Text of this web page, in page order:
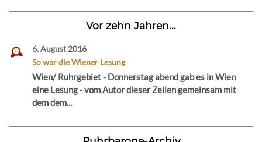
Vor zehn Jahren...
6. August 2016
So war die Wiener Lesung
Wien/ Ruhrgebiet - Donnerstag abend gab es in Wien
eine Lesung - vom Autor dieser Zeilen gemeinsam mit
dem dem...